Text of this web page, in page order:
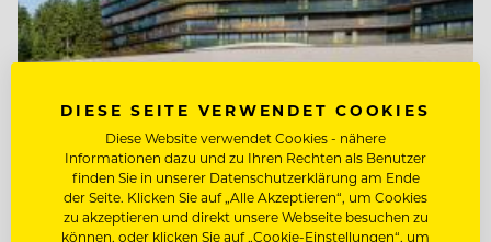
DIESE SEITE VERWENDET COOKIES
Diese Website verwendet Cookies - nähere
Informationen dazu und zu Ihren Rechten als Benutzer
finden Sie in unserer Datenschutzerklärung am Ende
der Seite. Klicken Sie auf „Alle Akzeptieren“, um Cookies
zu akzeptieren und direkt unsere Webseite besuchen zu
können, oder klicken Sie auf „Cookie-Einstellungen“, um